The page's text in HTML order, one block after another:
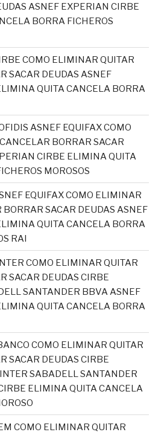
ASNEF EXPERIAN CIRBE
BORRA FICHEROS
COMO ELIMINAR QUITAR
SACAR DEUDAS ASNEF
QUITA CANCELA BORRA
ASNEF EQUIFAX COMO
BORRAR SACAR
CIRBE ELIMINA QUITA
MOROSOS
EQUIFAX COMO ELIMINAR
SACAR DEUDAS ASNEF
QUITA CANCELA BORRA
RAI
COMO ELIMINAR QUITAR
SACAR DEUDAS CIRBE
SANTANDER BBVA ASNEF
QUITA CANCELA BORRA
COMO ELIMINAR QUITAR
SACAR DEUDAS CIRBE
SABADELL SANTANDER
ELIMINA QUITA CANCELA
COMO ELIMINAR QUITAR